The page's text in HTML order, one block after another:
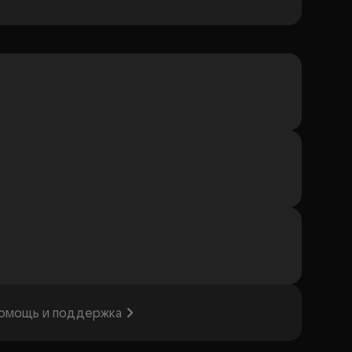
и поддержка